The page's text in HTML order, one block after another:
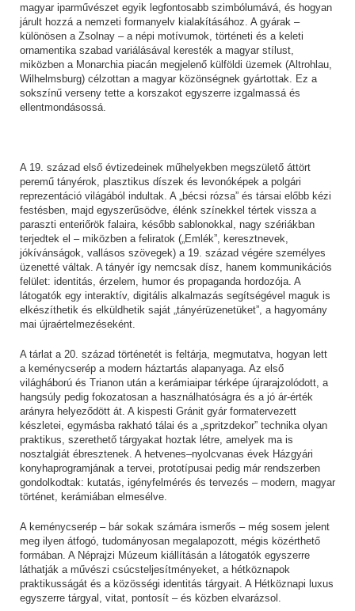
magyar iparművészet egyik legfontosabb szimbólumává, és hogyan
járult hozzá a nemzeti formanyelv kialakításához. A gyárak –
különösen a Zsolnay – a népi motívumok, történeti és a keleti
ornamentika szabad variálásával keresték a magyar stílust,
miközben a Monarchia piacán megjelenő külföldi üzemek (Altrohlau,
Wilhelmsburg) célzottan a magyar közönségnek gyártottak. Ez a
sokszínű verseny tette a korszakot egyszerre izgalmassá és
ellentmondásossá.
A 19. század első évtizedeinek műhelyekben megszülető áttört
peremű tányérok, plasztikus díszek és levonóképek a polgári
reprezentáció világából indultak. A „bécsi rózsa” és társai előbb kézi
festésben, majd egyszerűsödve, élénk színekkel tértek vissza a
paraszti enteriőrök falaira, később sablonokkal, nagy szériákban
terjedtek el – miközben a feliratok („Emlék”, keresztnevek,
jókívánságok, vallásos szövegek) a 19. század végére személyes
üzenetté váltak. A tányér így nemcsak dísz, hanem kommunikációs
felület: identitás, érzelem, humor és propaganda hordozója. A
látogatók egy interaktív, digitális alkalmazás segítségével maguk is
elkészíthetik és elküldhetik saját „tányérüzenetüket”, a hagyomány
mai újraértelmezéseként.
A tárlat a 20. század történetét is feltárja, megmutatva, hogyan lett
a keménycserép a modern háztartás alapanyaga. Az első
világháború és Trianon után a kerámiaipar térképe újrarajzolódott, a
hangsúly pedig fokozatosan a használhatóságra és a jó ár-érték
arányra helyeződött át. A kispesti Gránit gyár formatervezett
készletei, egymásba rakható tálai és a „spritzdekor” technika olyan
praktikus, szerethető tárgyakat hoztak létre, amelyek ma is
nosztalgiát ébresztenek. A hetvenes–nyolcvanas évek Házgyári
konyhaprogramjának a tervei, prototípusai pedig már rendszerben
gondolkodtak: kutatás, igényfelmérés és tervezés – modern, magyar
történet, kerámiában elmesélve.
A keménycserép – bár sokak számára ismerős – még sosem jelent
meg ilyen átfogó, tudományosan megalapozott, mégis közérthető
formában. A Néprajzi Múzeum kiállításán a látogatók egyszerre
láthatják a művészi csúcsteljesítményeket, a hétköznapok
praktikusságát és a közösségi identitás tárgyait. A Hétköznapi luxus
egyszerre tárgyal, vitat, pontosít – és közben elvarázsol.